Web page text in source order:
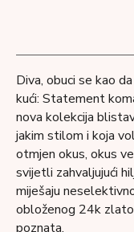
Diva, obuci se kao
kući: Statement
nova kolekcija
jakim stilom i koja
otmjen okus, okus
svijetli zahvaljujući
miješaju
obloženog 24k
poznata.